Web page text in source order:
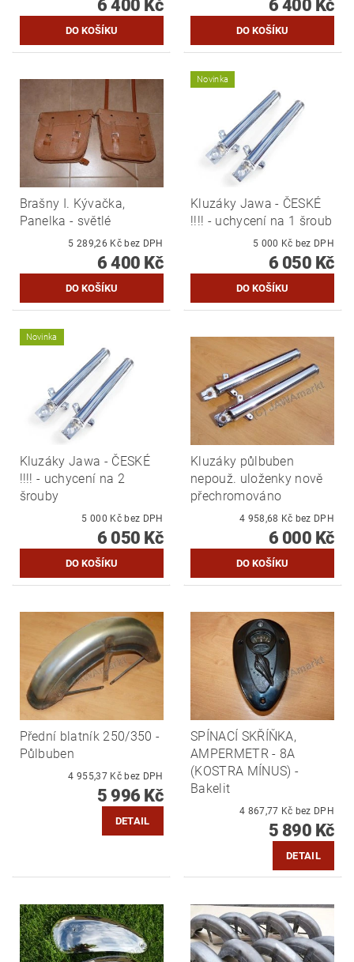
6 400 Kč 6 400 Kč
Brašny I. Kývačka,
Panelka - světlé
5 289,26 Kč bez DPH
6 400 Kč
Novinka
Kluzáky Jawa - ČESKÉ
!!!! - uchycení na 1 šroub
5 000 Kč bez DPH
6 050 Kč
Novinka
Kluzáky Jawa - ČESKÉ
!!!! - uchycení na 2
šrouby
5 000 Kč bez DPH
6 050 Kč
Kluzáky půlbuben
nepouž. uloženky nově
přechromováno
4 958,68 Kč bez DPH
6 000 Kč
Přední blatník 250/350 -
Půlbuben
4 955,37 Kč bez DPH
5 996 Kč
DETAIL
SPÍNACÍ SKŘÍŇKA,
AMPERMETR - 8A
(KOSTRA MÍNUS) -
Bakelit
4 867,77 Kč bez DPH
5 890 Kč
DETAIL